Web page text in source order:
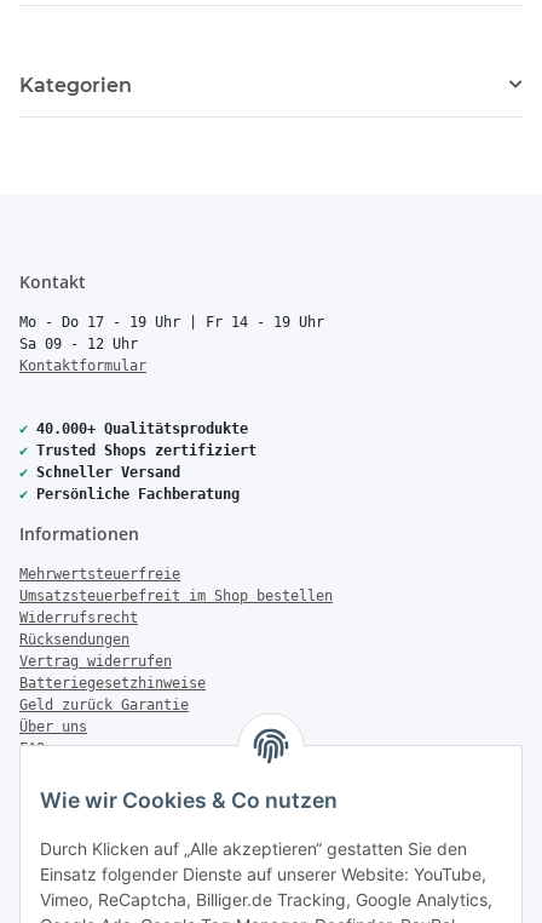
Wie wir Cookies & Co nutzen
Durch Klicken auf „Alle akzeptieren“ gestatten Sie den
Einsatz folgender Dienste auf unserer Website: YouTube,
Vimeo, ReCaptcha, Billiger.de Tracking, Google Analytics,
Kategorien
Kontakt
Mo - Do 17 - 19 Uhr | Fr 14 - 19 Uhr
Sa 09 - 12 Uhr
Kontaktformular
✔ 40.000+ Qualitätsprodukte
✔ Trusted Shops zertifiziert
✔ Schneller Versand
✔ Persönliche Fachberatung
Informationen
Mehrwertsteuerfreie
Umsatzsteuerbefreit im Shop bestellen
Widerrufsrecht
Rücksendungen
Vertrag widerrufen
Batteriegesetzhinweise
Geld zurück Garantie
Über uns
FAQ
Zahlung & Versand